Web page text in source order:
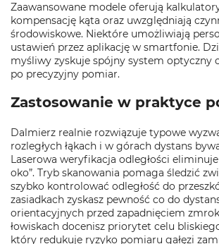
Zaawansowane modele oferują
kompensację kąta oraz uwzględniają
środowiskowe. Niektóre umożliwiają
ustawień przez aplikację w smartfonie.
myśliwy zyskuje spójny system optyczny
po precyzyjny pomiar.
Zastosowanie w praktyce
Dalmierz realnie rozwiązuje typowe
rozległych łąkach i w górach dystans
Laserowa weryfikacja odległości eliminuje
oko”. Tryb skanowania pomaga śledzić
szybko kontrolować odległość do
zasiadkach zyskasz pewność co do
orientacyjnych przed zapadnięciem
łowiskach docenisz priorytet celu
który redukuje ryzyko pomiaru gałęzi